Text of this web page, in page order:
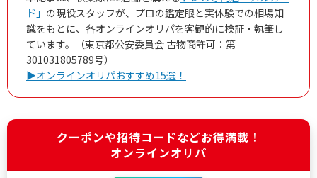
ド」 の現役スタッフが、プロの鑑定眼と実体験での相場知
識をもとに、各オンラインオリパを客観的に検証・執筆し
ています。（東京都公安委員会 古物商許可：第
301031805789号）
▶オンラインオリパおすすめ15選！
クーポンや招待コードなどお得満載！
オンラインオリパ